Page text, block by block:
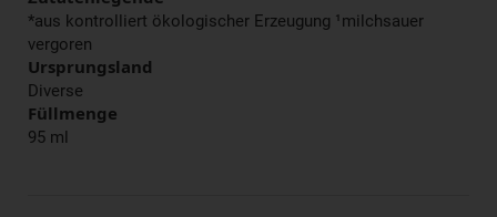
*aus kontrolliert ökologischer Erzeugung ¹milchsauer
vergoren
Ursprungsland
Diverse
Füllmenge
95 ml